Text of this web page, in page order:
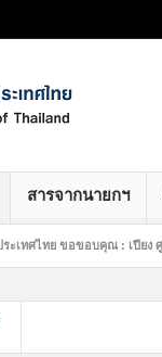
สารจากนายกฯ
อขอบคุณ : เปียง ศูนย์เวช